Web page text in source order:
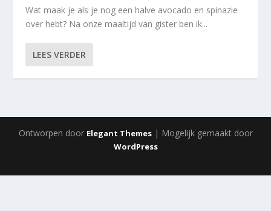
Wat maak je als je nog een halve avocado en spinazie
over hebt? Na onze maaltijd van gister ben ik...
LEES VERDER
Ontworpen door Elegant Themes| Mogelijk gemaakt door
WordPress